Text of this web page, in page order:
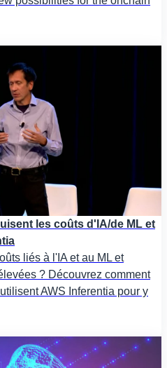
les coûts d'IA/de ML et
liés à l'IA et au ML et
? Découvrez comment
AWS Inferentia pour y